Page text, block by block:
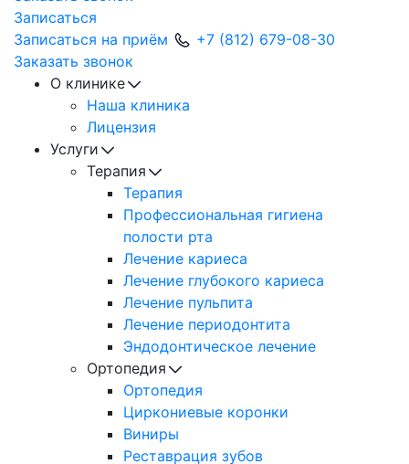
Записаться
Записаться на приём
+7 (812) 679-08-30
Заказать звонок
О клинике
Наша клиника
Лицензия
Услуги
Терапия
Терапия
Профессиональная гигиена
полости рта
Лечение кариеса
Лечение глубокого кариеса
Лечение пульпита
Лечение периодонтита
Эндодонтическое лечение
Ортопедия
Ортопедия
Циркониевые коронки
Виниры
Реставрация зубов